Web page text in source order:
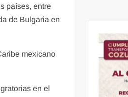
países, entre
de Bulgaria en
mexicano
en el